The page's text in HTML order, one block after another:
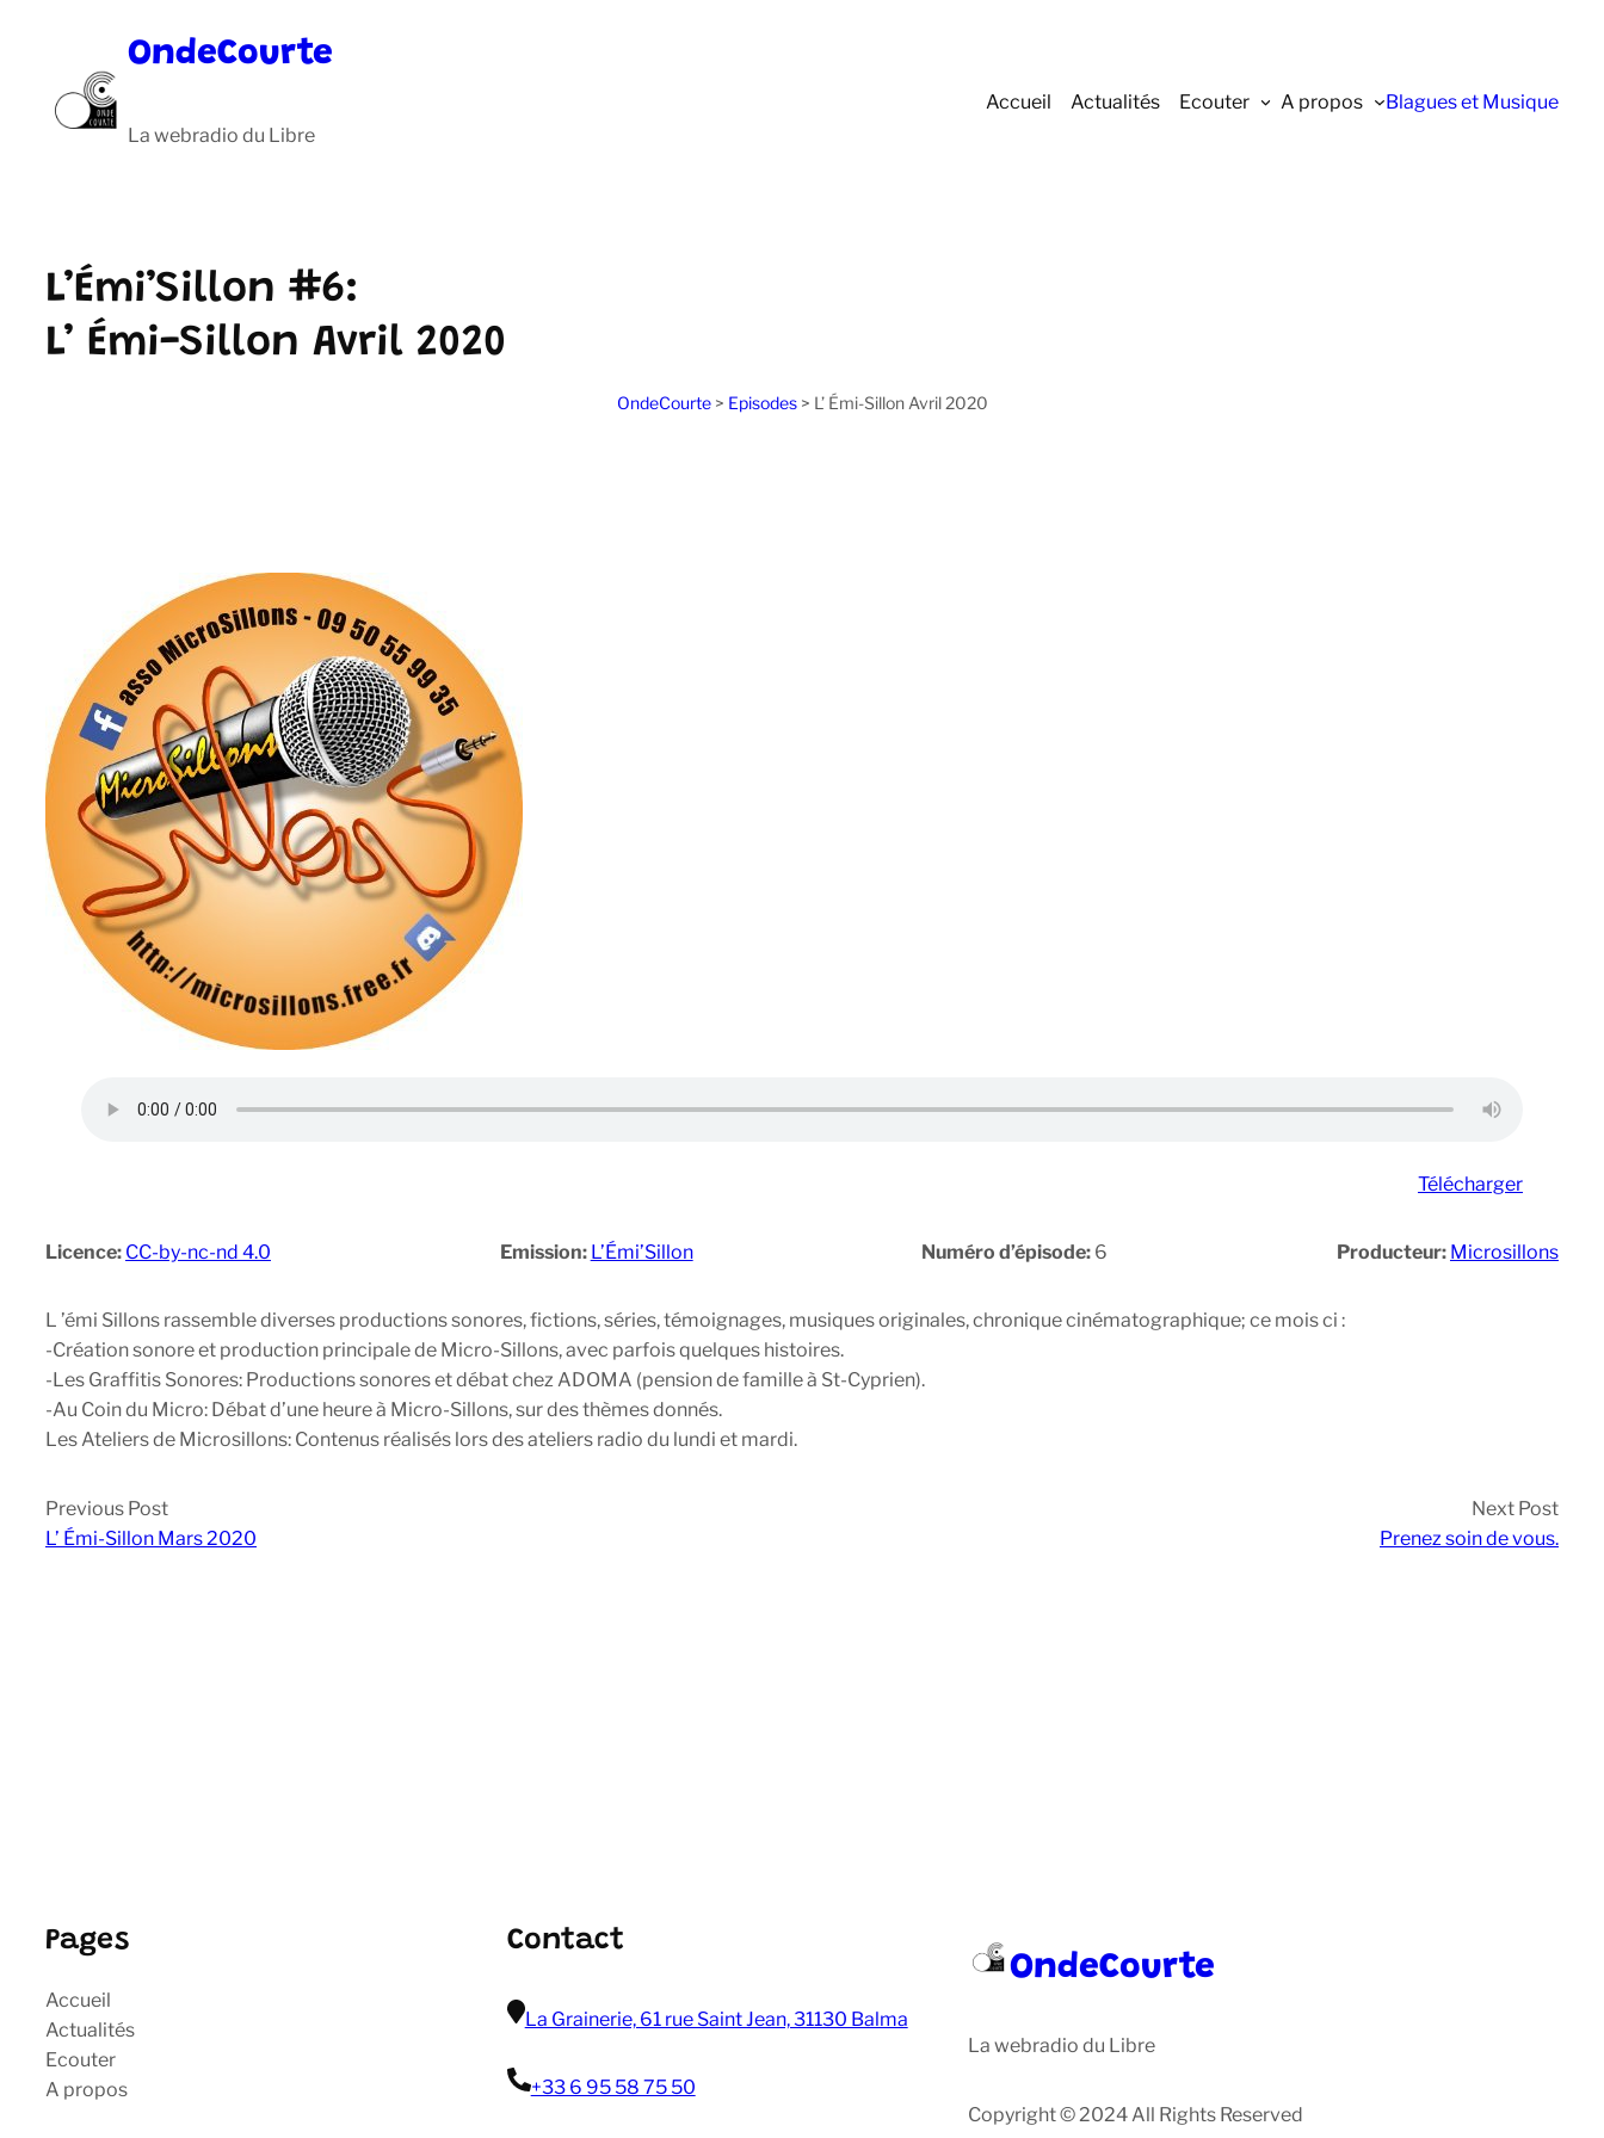
OndeCourte
La webradio du Libre
Accueil Actualités Ecouter A propos Blagues et Musique
L’Émi’Sillon #6:
L’ Émi-Sillon Avril 2020
OndeCourte> Episodes> L’ Émi-Sillon Avril 2020
Télécharger
Licence: CC-by-nc-nd 4.0 Emission: L’Émi’Sillon Numéro d’épisode: 6 Producteur: Microsillons
L ’émi Sillons rassemble diverses productions sonores, fictions, séries, témoignages, musiques originales, chronique cinématographique; ce mois ci :
-Création sonore et production principale de Micro-Sillons, avec parfois quelques histoires.
-Les Graffitis Sonores: Productions sonores et débat chez ADOMA (pension de famille à St-Cyprien).
-Au Coin du Micro: Débat d’une heure à Micro-Sillons, sur des thèmes donnés.
Les Ateliers de Microsillons: Contenus réalisés lors des ateliers radio du lundi et mardi.
Previous Post
L’ Émi-Sillon Mars 2020
Next Post
Prenez soin de vous.
Pages
Accueil
Actualités
Ecouter
A propos
Contact
La Grainerie, 61 rue Saint Jean, 31130 Balma
+33 6 95 58 75 50
OndeCourte
La webradio du Libre
Copyright © 2024 All Rights Reserved